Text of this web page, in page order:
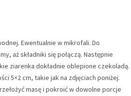
Ewentualnie w mikrofali. Do
aż składniki się połączą. Następnie
ziarenka dokładnie oblepione czekoladą.
5×2 cm, takie jak na zdjęciach poniżej.
masę i pokroić w dowolne porcje